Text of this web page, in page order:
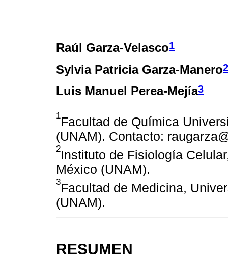
Raúl Garza-Velasco1
Sylvia Patricia Garza-Manero2
Luis Manuel Perea-Mejía3
1Facultad de Química
(UNAM). Contacto:
2Instituto de Fisiología
México (UNAM).
3Facultad de Medicina,
(UNAM).
RESUMEN